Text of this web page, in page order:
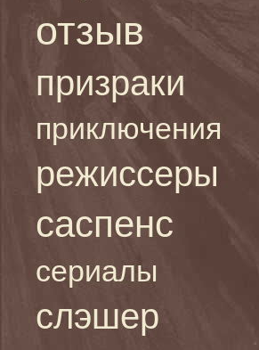
отзыв
призраки
приключения
режиссеры
саспенс
сериалы
слэшер